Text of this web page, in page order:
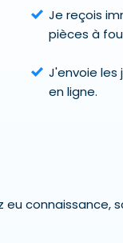
Je reçois
pièces à
J'envoie
en ligne.
eu